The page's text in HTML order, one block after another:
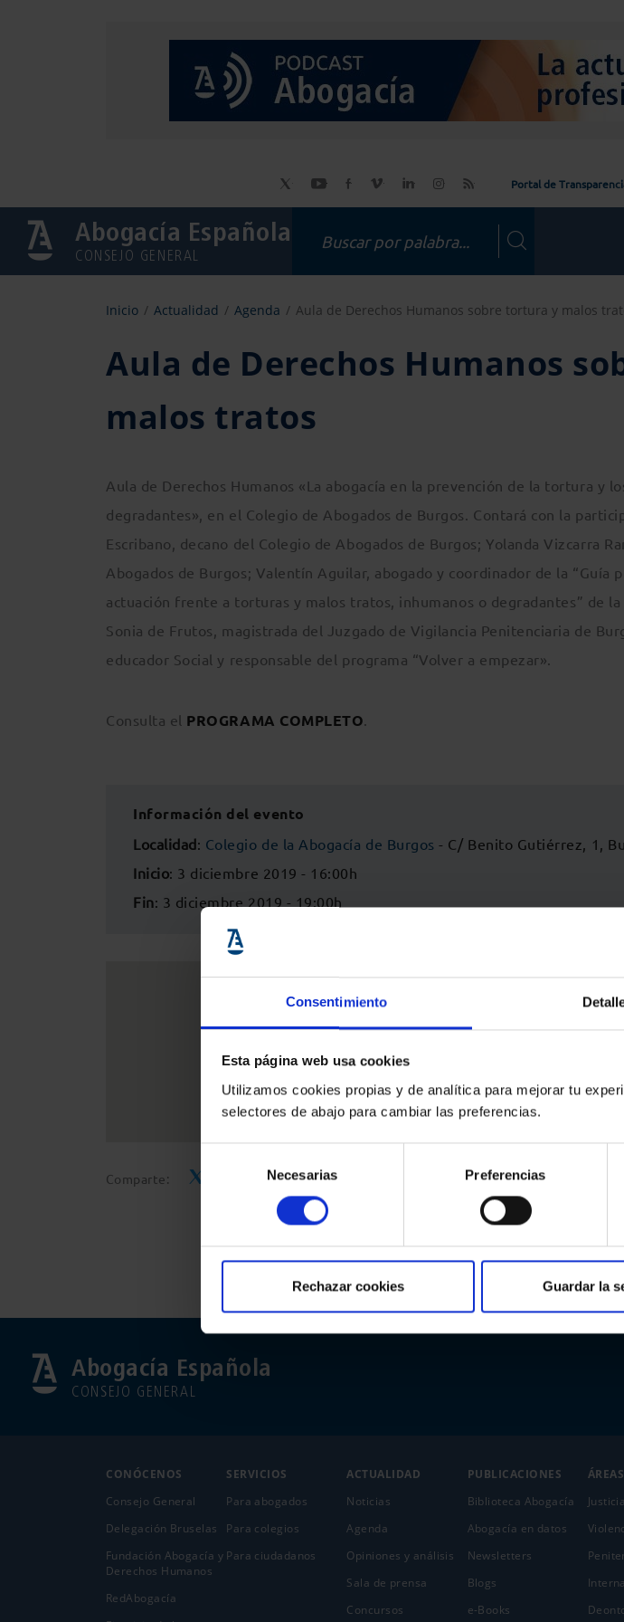
Consentimiento
Esta página web usa cookies
Utilizamos cookies propias y de analítica para mejorar tu
selectores de abajo para cambiar las preferencias.
de
consentimiento
Necesarias Preferencias
Rechazar cookies Guardar la
Portal de
Abogacía Española
CONSEJO GENERAL
Inicio Actualidad Agenda Aula de Derechos Humanos sobre tortura y malos
Aula de Derechos Humanos
malos tratos
Aula de Derechos Humanos «La abogacía en la prevención de la tortura y
degradantes», en el Colegio de Abogados de Burgos. Contará con la
Escribano, decano del Colegio de Abogados de Burgos; Yolanda Vizcarra
Abogados de Burgos; Valentín Aguilar, abogado y coordinador de la “Guía
actuación frente a torturas y malos tratos, inhumanos o degradantes” de la
Sonia de Frutos, magistrada del Juzgado de Vigilancia Penitenciaria de
educador Social y responsable del programa “Volver a empezar».
Consulta el PROGRAMA COMPLETO.
Información del evento
Localidad: Colegio de la Abogacía de Burgos - C/ Benito Gutiérrez, 1,
Inicio: 3 diciembre 2019 - 16:00h
Fin: 3 diciembre 2019 - 19:00h
Comparte:
Abogacía Española
CONSEJO GENERAL
CONÓCENOS
Consejo General
Delegación Bruselas
Fundación Abogacía y
Derechos Humanos
RedAbogacía
SERVICIOS
Para abogados
Para colegios
Para ciudadanos
ACTUALIDAD
Noticias
Agenda
Opiniones y análisis
Sala de prensa
Concursos
PUBLICACIONES
Biblioteca Abogacía
Abogacía en datos
Newsletters
Blogs
e-Books